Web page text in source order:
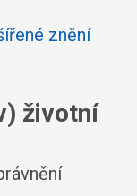
znění
životní